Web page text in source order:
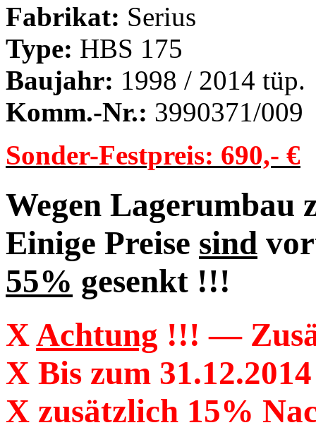
Fabrikat: Serius
Type: HBS 175
Baujahr: 1998 / 2014 tüp.
Komm.-Nr.: 3990371/009
Sonder-Festpreis: 690,- €
Wegen Lagerumbau
Einige Preise sind
55% gesenkt !!!
XAchtung !!! —
X Bis zum
X zusätzlich 15%